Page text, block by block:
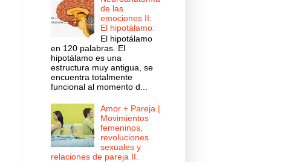
de las
emociones II:
El hipotálamo.
El hipotálamo
en 120 palabras. El
hipotálamo es una
estructura muy antigua, se
encuentra totalmente
funcional al momento d...
Amor + Pareja |
Movimientos
femeninos,
revoluciones
sexuales y
relaciones de pareja II.